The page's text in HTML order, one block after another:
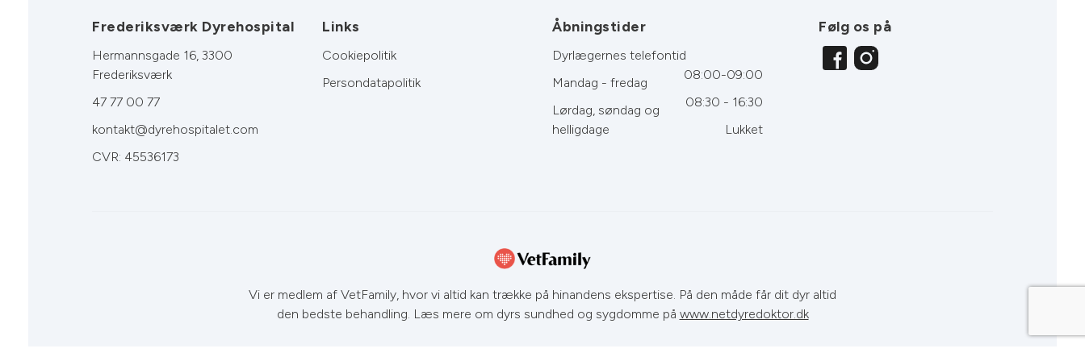
#DetErSyndForOs #Hundeliv
#FrederiksværkDyrehospital 🐶🧸❤️
Frederiksværk Dyrehospital
Hermannsgade 16, 3300
Frederiksværk
47 77 00 77
kontakt@dyrehospitalet.com
CVR: 45536173
Links
Cookiepolitik
Persondatapolitik
Åbningstider
Dyrlægernes telefontid
08:00-09:00
Mandag - fredag
08:30 - 16:30
Lørdag, søndag og
helligdage
Lukket
Følg os på
Vi er medlem af VetFamily, hvor vi altid kan trække på hinandens ekspertise. På den måde får dit dyr altid
den bedste behandling. Læs mere om dyrs sundhed og sygdomme på www.netdyredoktor.dk